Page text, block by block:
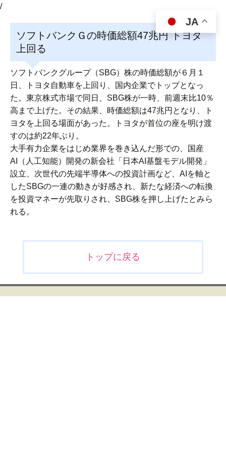
/
ソフトバンクＧの時価総額47兆円 トヨタ
上回る
ソフトバンクグループ（SBG）株の時価総額が６月１
日、トヨタ自動車を上回り、国内企業でトップとなっ
た。東京株式市場で同日、SBG株が一時、前週末比10％
高まで上げた。その結果、時価総額は47兆円となり、ト
ヨタを上回る場面があった。トヨタが首位の座を明け渡
すのは約22年ぶり。
大手有力企業をはじめ業界を巻き込んだ形での、国産
AI（人工知能）開発の新会社「日本AI基盤モデル開発」
設立、次世代の先端半導体への投資計画など、AIを軸と
したSBGの一連の動きが好感され、新たな経済への転換
を投資マネーが先取りされ、SBG株を押し上げたとみら
れる。
ビ
ゲ
トップに戻る
JA